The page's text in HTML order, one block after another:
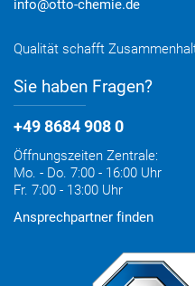
info@otto-chemie.de
Qualität schafft
Sie haben Fragen?
+49 8684 908 0
Öffnungszeiten Zentrale:
Mo. - Do. 7:00 - 16:00 Uhr
Fr. 7:00 - 13:00 Uhr
Ansprechpartner finden